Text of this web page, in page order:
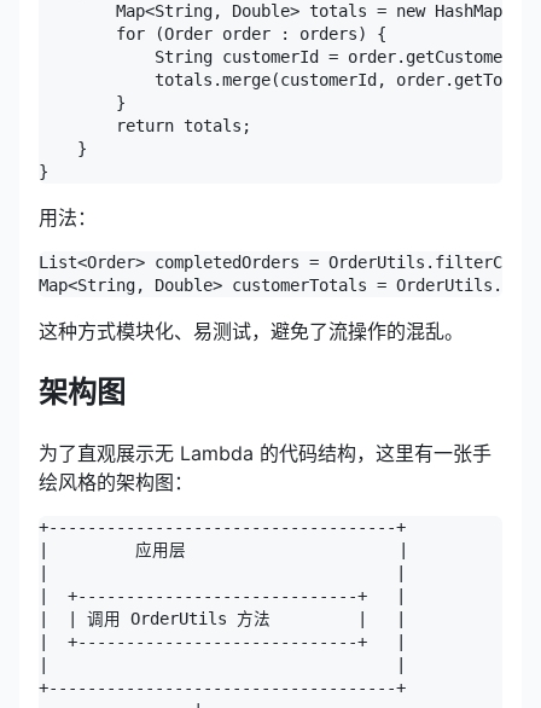
Map<String, Double> totals = new
        for (Order order : orders) {
String customerId =
totals.merge(customerId,
        }
        return totals;
    }
用法：
List<Order> completedOrders =
这种方式模块化、易测试，避免了流操作的混乱。
架构图
为了直观展示无 Lambda 的代码结构，这里有一张手
绘风格的架构图：
+------------------------------------+
|         应用层                      |
|  +-----------------------------+   |
|  | 调用 OrderUtils 方法         |   |
|  +-----------------------------+   |
+------------------------------------+